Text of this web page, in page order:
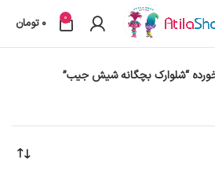
0
0 تومان
“شلوارک بچگانه شیش جیب”